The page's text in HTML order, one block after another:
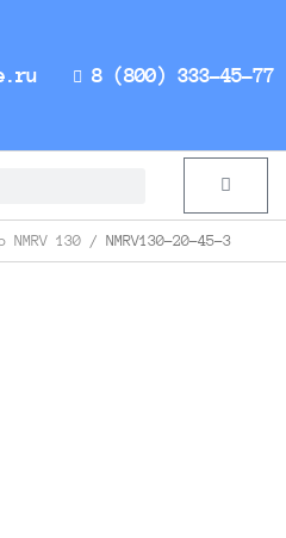
8 (800) 333-45-77
Cart
NMRV 130 / NMRV130-20-45-3